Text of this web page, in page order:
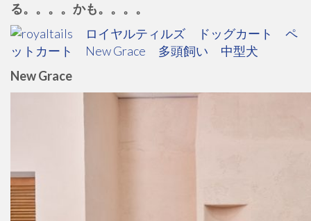
る。。。。かも。。。。
New Grace